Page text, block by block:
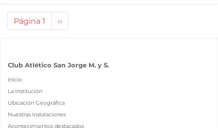
Paginación
Página 1
Siguiente
página
››
Club Atlético San Jorge M. y S.
Inicio
La Institución
Ubicación Geográfica
Nuestras Instalaciones
Acontecimientos destacados